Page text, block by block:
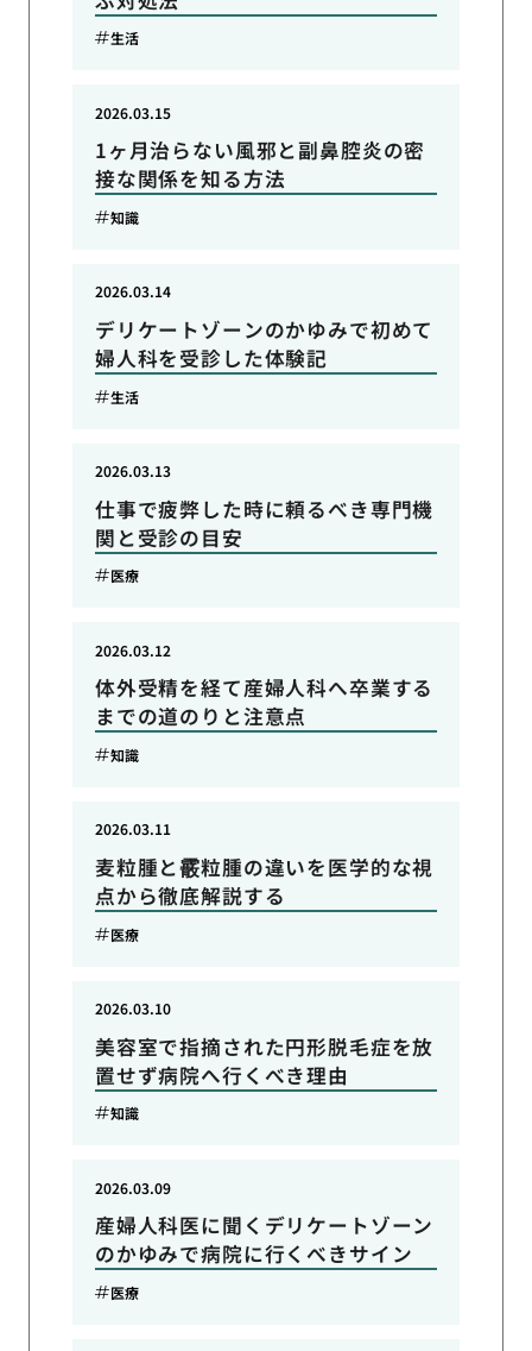
生活
1ヶ月治らない風邪と副鼻腔炎の密
接な関係を知る方法
2026.03.15
知識
デリケートゾーンのかゆみで初めて
婦人科を受診した体験記
2026.03.14
生活
仕事で疲弊した時に頼るべき専門機
関と受診の目安
2026.03.13
医療
体外受精を経て産婦人科へ卒業する
までの道のりと注意点
2026.03.12
知識
麦粒腫と霰粒腫の違いを医学的な視
点から徹底解説する
2026.03.11
医療
美容室で指摘された円形脱毛症を放
置せず病院へ行くべき理由
2026.03.10
知識
産婦人科医に聞くデリケートゾーン
のかゆみで病院に行くべきサイン
2026.03.09
医療